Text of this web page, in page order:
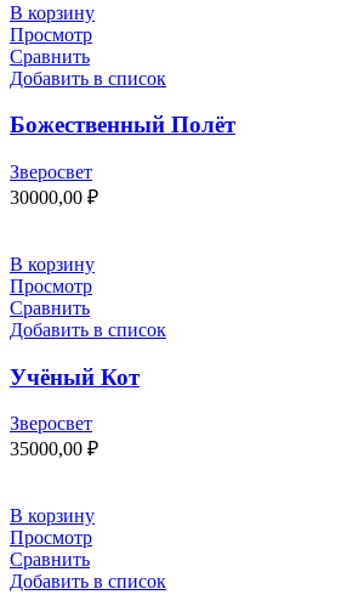
В корзину
Просмотр
Сравнить
Добавить в список
Божественный Полёт
Зверосвет
30000,00 ₽
В корзину
Просмотр
Сравнить
Добавить в список
Учёный Кот
Зверосвет
35000,00 ₽
В корзину
Просмотр
Сравнить
Добавить в список